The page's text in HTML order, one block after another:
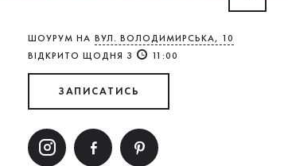
ШОУРУМ НА ВУЛ. ВОЛОДИМИРСЬКА, 10
ВІДКРИТО ЩОДНЯ З
11:00
ЗАПИСАТИСЬ